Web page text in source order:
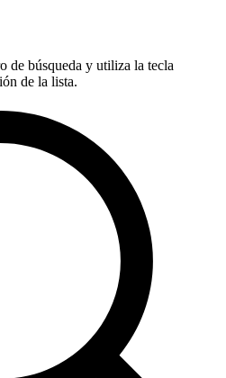
de búsqueda y utiliza la tecla
de la lista.